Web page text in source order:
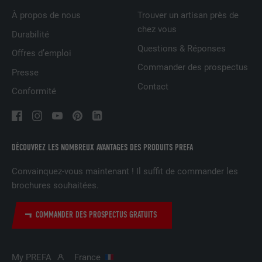
DÉCOUVREZ LES NOMBREUX AVANTAGES DES PRODUITS PREFA
Convainquez-vous maintenant ! Il suffit de commander les
brochures souhaitées.
COMMANDER DES PROSPECTUS GRATUITS
À propos de nous
Durabilité
Offres d’emploi
Presse
Conformité
Trouver un artisan près de
chez vous
Questions & Réponses
Commander des prospectus
Contact
My PREFA France
UTILITÉ
sur la manière dont l'utilisateur utilise le
site Internet.
NOM
FOURNISSEUR
EXPIRATION 90 jours
Est placé afin de tester si le navigateur
contient aucun élément d'identification.
EXPIRATION
Enregistre la langue choisie par
l'utilisateur pour un site Internet.
NOM lang
EXPIRATION Session
nous » intégrée.
NOM bcookie